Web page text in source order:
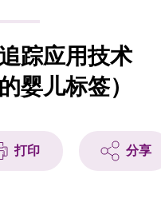
踪应用技术
婴儿标签）
打印 分享